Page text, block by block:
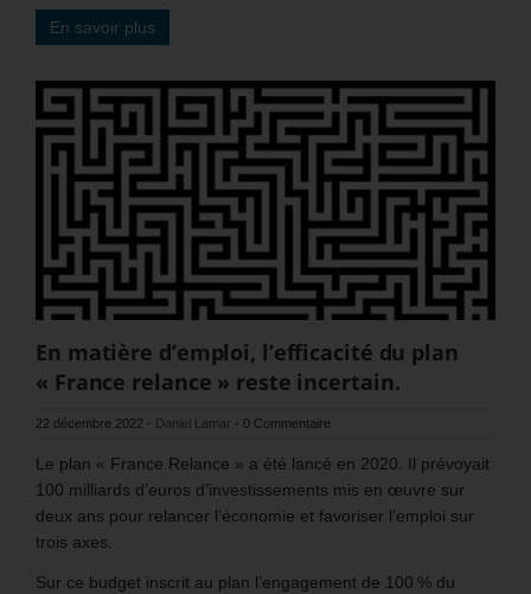
En savoir plus
En matière d’emploi, l’efficacité du plan
« France relance » reste incertain.
22 décembre 2022 - Daniel Lamar - 0 Commentaire
Le plan « France Relance » a été lancé en 2020. Il prévoyait
100 milliards d’euros d’investissements mis en œuvre sur
deux ans pour relancer l’économie et favoriser l’emploi sur
trois axes.
Sur ce budget inscrit au plan l’engagement de 100 % du